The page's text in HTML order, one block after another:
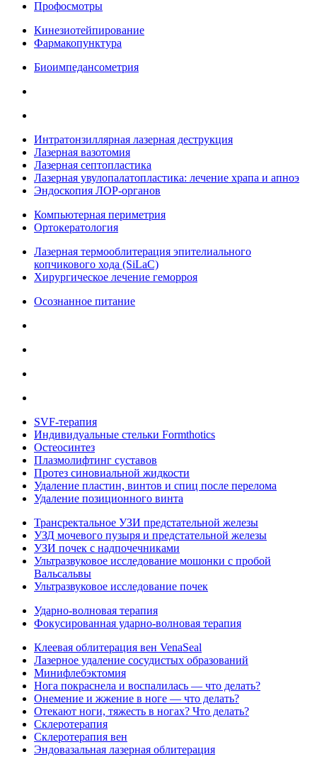
Профосмотры
Кинезиотейпирование
Фармакопунктура
Биоимпедансометрия
Интратонзиллярная лазерная деструкция
Лазерная вазотомия
Лазерная септопластика
Лазерная увулопалатопластика: лечение храпа и апноэ
Эндоскопия ЛОР-органов
Компьютерная периметрия
Ортокератология
Лазерная термооблитерация эпителиального
копчикового хода (SiLaC)
Хирургическое лечение геморроя
Осознанное питание
SVF-терапия
Индивидуальные стельки Formthotics
Остеосинтез
Плазмолифтинг суставов
Протез синовиальной жидкости
Удаление пластин, винтов и спиц после перелома
Удаление позиционного винта
Трансректальное УЗИ предстательной железы
УЗД мочевого пузыря и предстательной железы
УЗИ почек с надпочечниками
Ультразвуковое исследование мошонки с пробой
Вальсальвы
Ультразвуковое исследование почек
Ударно-волновая терапия
Фокусированная ударно-волновая терапия
Клеевая облитерация вен VenaSeal
Лазерное удаление сосудистых образований
Минифлебэктомия
Нога покраснела и воспалилась — что делать?
Онемение и жжение в ноге — что делать?
Отекают ноги, тяжесть в ногах? Что делать?
Склеротерапия
Склеротерапия вен
Эндовазальная лазерная облитерация